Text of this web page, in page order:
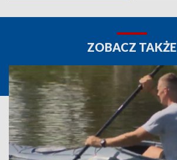
ZOBACZ TAKŻE